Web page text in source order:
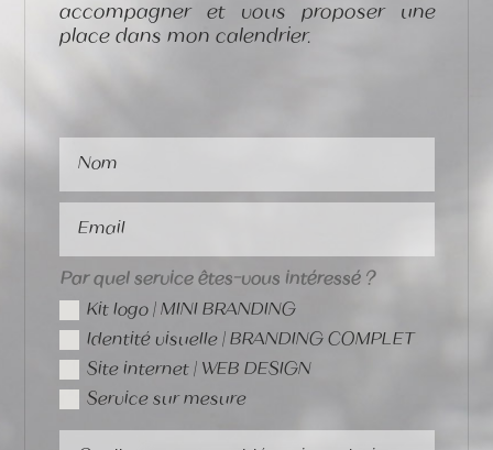
accompagner et vous proposer une
place dans mon calendrier.
Par quel service êtes-vous intéressé ?
Kit logo | MINI BRANDING
Identité visuelle | BRANDING COMPLET
Site internet | WEB DESIGN
Service sur mesure